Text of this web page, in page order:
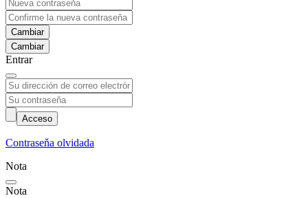
Cambiar
Entrar
Acceso
Contraseňa olvidada
Nota
Nota